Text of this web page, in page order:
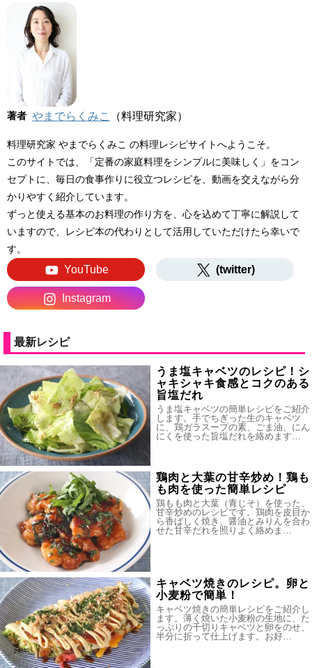
著者 やまでらくみこ （料理研究家）
料理研究家 やまでらくみこ の料理レシピサイトへようこそ。
このサイトでは、「定番の家庭料理をシンプルに美味しく」をコン
セプトに、毎日の食事作りに役立つレシピを、動画を交えながら分
かりやすく紹介しています。
ずっと使える基本のお料理の作り方を、心を込めて丁寧に解説して
いますので、レシピ本の代わりとして活用していただけたら幸いで
す。
YouTube (twitter)
Instagram
最新レシピ
うま塩キャベツのレシピ！シ
ャキシャキ食感とコクのある
旨塩だれ
うま塩キャベツの簡単レシピをご紹介
します。手でちぎった生のキャベツ
に、鶏ガラスープの素、ごま油、にん
にくを使った旨塩だれを絡めます…
鶏肉と大葉の甘辛炒め！鶏も
も肉を使った簡単レシピ
鶏もも肉と大葉（青じそ）を使った、
甘辛炒めのレシピです。鶏肉を皮目か
ら香ばしく焼き、醤油とみりんを合わ
せた甘辛だれを照りよく絡めま…
キャベツ焼きのレシピ。卵と
小麦粉で簡単！
キャベツ焼きの簡単レシピをご紹介し
ます。薄く焼いた小麦粉の生地に、た
っぷりの千切りキャベツと卵をのせ、
半分に折って仕上げます。お好…